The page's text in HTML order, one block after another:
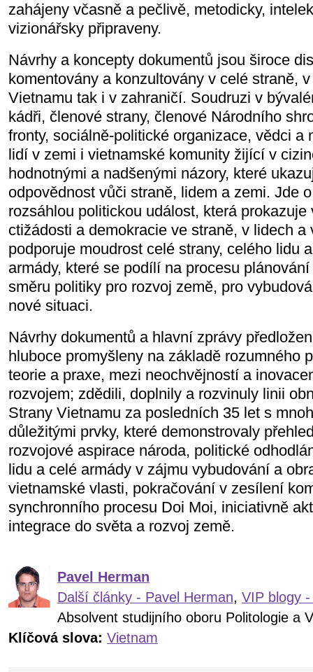
zahájeny včasně a pečlivě, metodicky,
vizionářsky připraveny.
Návrhy a koncepty dokumentů jsou široce
komentovány a konzultovány v celé straně,
Vietnamu tak i v zahraničí. Soudruzi v
kádři, členové strany, členové Národního
fronty, sociálně-politické organizace, vědci a
lidí v zemi i vietnamské komunity žijící v
hodnotnými a nadšenými názory, které
odpovědnost vůči straně, lidem a zemi. Jde
rozsáhlou politickou událost, která prokazuje
ctižádosti a demokracie ve straně, v lidech a
podporuje moudrost celé strany, celého lidu
armády, které se podílí na procesu
směru politiky pro rozvoj země, pro
nové situaci.
Návrhy dokumentů a hlavní zprávy
hluboce promyšleny na základě rozumného
teorie a praxe, mezi neochvějností a
rozvojem; zdědili, doplnily a rozvinuly linii
Strany Vietnamu za posledních 35 let s
důležitými prvky, které demonstrovaly
rozvojové aspirace národa, politické
lidu a celé armády v zájmu vybudování a
vietnamské vlasti, pokračování v zesílení
synchronního procesu Doi Moi, iniciativně
integrace do světa a rozvoj země.
Pavel Herman
Další články - Pavel Herman, VIP blogy
Absolvent studijního oboru Politologie a
Klíčová slova: Vietnam